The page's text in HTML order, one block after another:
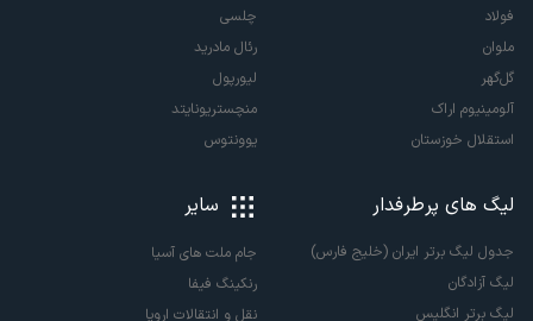
فولاد
ملوان
گل‌گهر
آلومینیوم اراک
استقلال خوزستان
چلسی
رئال مادرید
لیورپول
منچستریونایتد
یوونتوس
لیگ های پرطرفدار
جدول لیگ برتر ایران (خلیج فارس)
لیگ آزادگان
لیگ برتر انگلیس
سایر
جام ملت های آسیا
رنکینگ فیفا
نقل و انتقالات اروپا